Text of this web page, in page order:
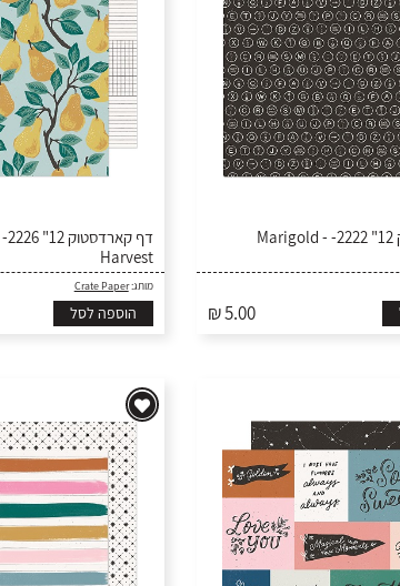
דף קארדסטוק 12" 2222- Marigold -
₪ 5.00
Harvest
מותג:Crate Paper
הוספה לסל